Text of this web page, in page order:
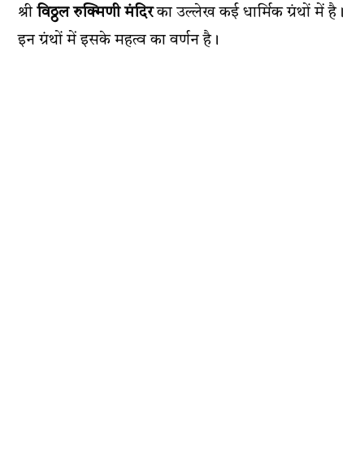
श्रीविठ्ठल रुक्मिणी मंदिरका उल्लेख कई धार्मिक ग्रंथों में है।
इन ग्रंथों में इसके महत्व का वर्णन है।